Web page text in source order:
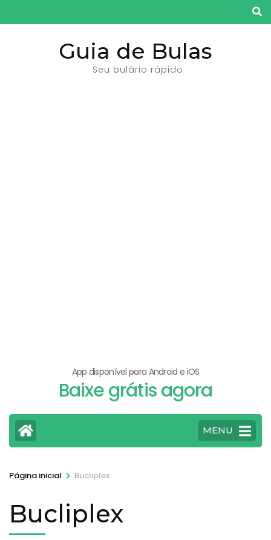
para
Guia de Bulas
Seu bulário rápido
App disponível para Android e iOS
Baixe grátis agora
MENU
Página inicial > Bucliplex
Bucliplex